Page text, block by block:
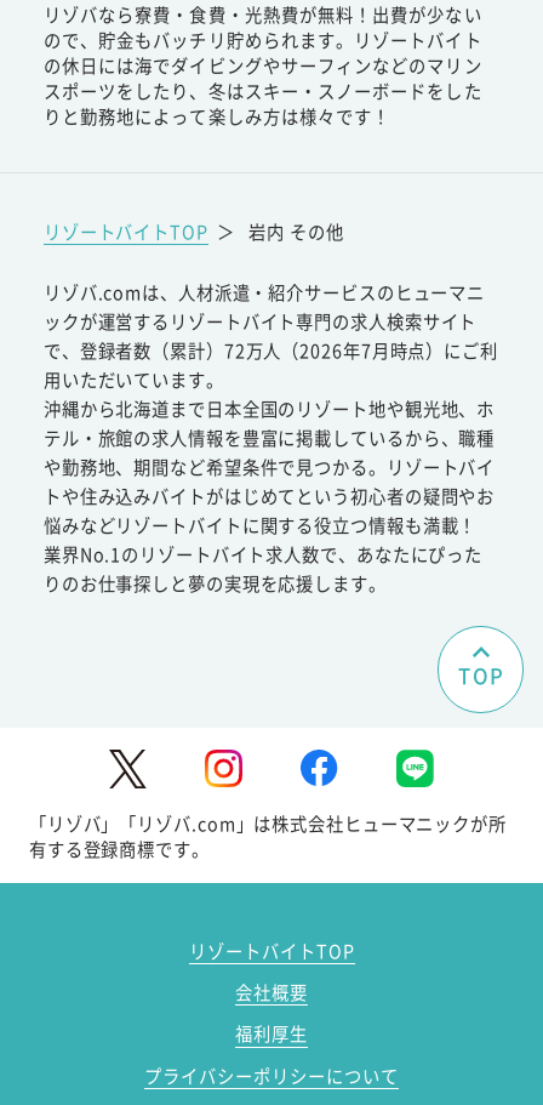
リゾバなら寮費・食費・光熱費が無料！出費が少ない
ので、貯金もバッチリ貯められます。リゾートバイト
の休日には海でダイビングやサーフィンなどのマリン
スポーツをしたり、冬はスキー・スノーボードをした
りと勤務地によって楽しみ方は様々です！
リゾートバイトTOP ＞ 岩内 その他
リゾバ.comは、人材派遣・紹介サービスのヒューマニ
ックが運営するリゾートバイト専門の求人検索サイト
で、登録者数（累計）72万人（2026年7月時点）にご利
用いただいています。
沖縄から北海道まで日本全国のリゾート地や観光地、ホ
テル・旅館の求人情報を豊富に掲載しているから、職種
や勤務地、期間など希望条件で見つかる。リゾートバイ
トや住み込みバイトがはじめてという初心者の疑問やお
悩みなどリゾートバイトに関する役立つ情報も満載！
業界No.1のリゾートバイト求人数で、あなたにぴった
りのお仕事探しと夢の実現を応援します。
TOP
「リゾバ」「リゾバ.com」は株式会社ヒューマニックが所
有する登録商標です。
リゾートバイトTOP
会社概要
福利厚生
プライバシーポリシーについて